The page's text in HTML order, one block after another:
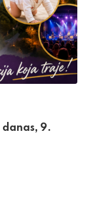
danas, 9.